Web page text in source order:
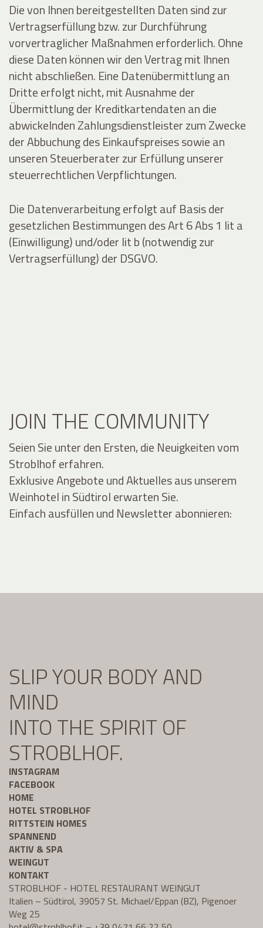
Die von Ihnen bereitgestellten Daten sind zur
Vertragserfüllung bzw. zur Durchführung
vorvertraglicher Maßnahmen erforderlich. Ohne
diese Daten können wir den Vertrag mit Ihnen
nicht abschließen. Eine Datenübermittlung an
Dritte erfolgt nicht, mit Ausnahme der
Übermittlung der Kreditkartendaten an die
abwickelnden Zahlungsdienstleister zum Zwecke
der Abbuchung des Einkaufspreises sowie an
unseren Steuerberater zur Erfüllung unserer
steuerrechtlichen Verpflichtungen.
Die Datenverarbeitung erfolgt auf Basis der
gesetzlichen Bestimmungen des Art 6 Abs 1 lit a
(Einwilligung) und/oder lit b (notwendig zur
Vertragserfüllung) der DSGVO.
JOIN THE COMMUNITY
Seien Sie unter den Ersten, die Neuigkeiten vom
Stroblhof erfahren.
Exklusive Angebote und Aktuelles aus unserem
Weinhotel in Südtirol erwarten Sie.
Einfach ausfüllen und Newsletter abonnieren:
SLIP YOUR BODY AND
MIND
INTO THE SPIRIT OF
STROBLHOF.
INSTAGRAM
FACEBOOK
HOME
HOTEL STROBLHOF
RITTSTEIN HOMES
SPANNEND
AKTIV & SPA
WEINGUT
KONTAKT
STROBLHOF - HOTEL RESTAURANT WEINGUT
Italien – Südtirol, 39057 St. Michael/Eppan (BZ), Pigenoer
Weg 25